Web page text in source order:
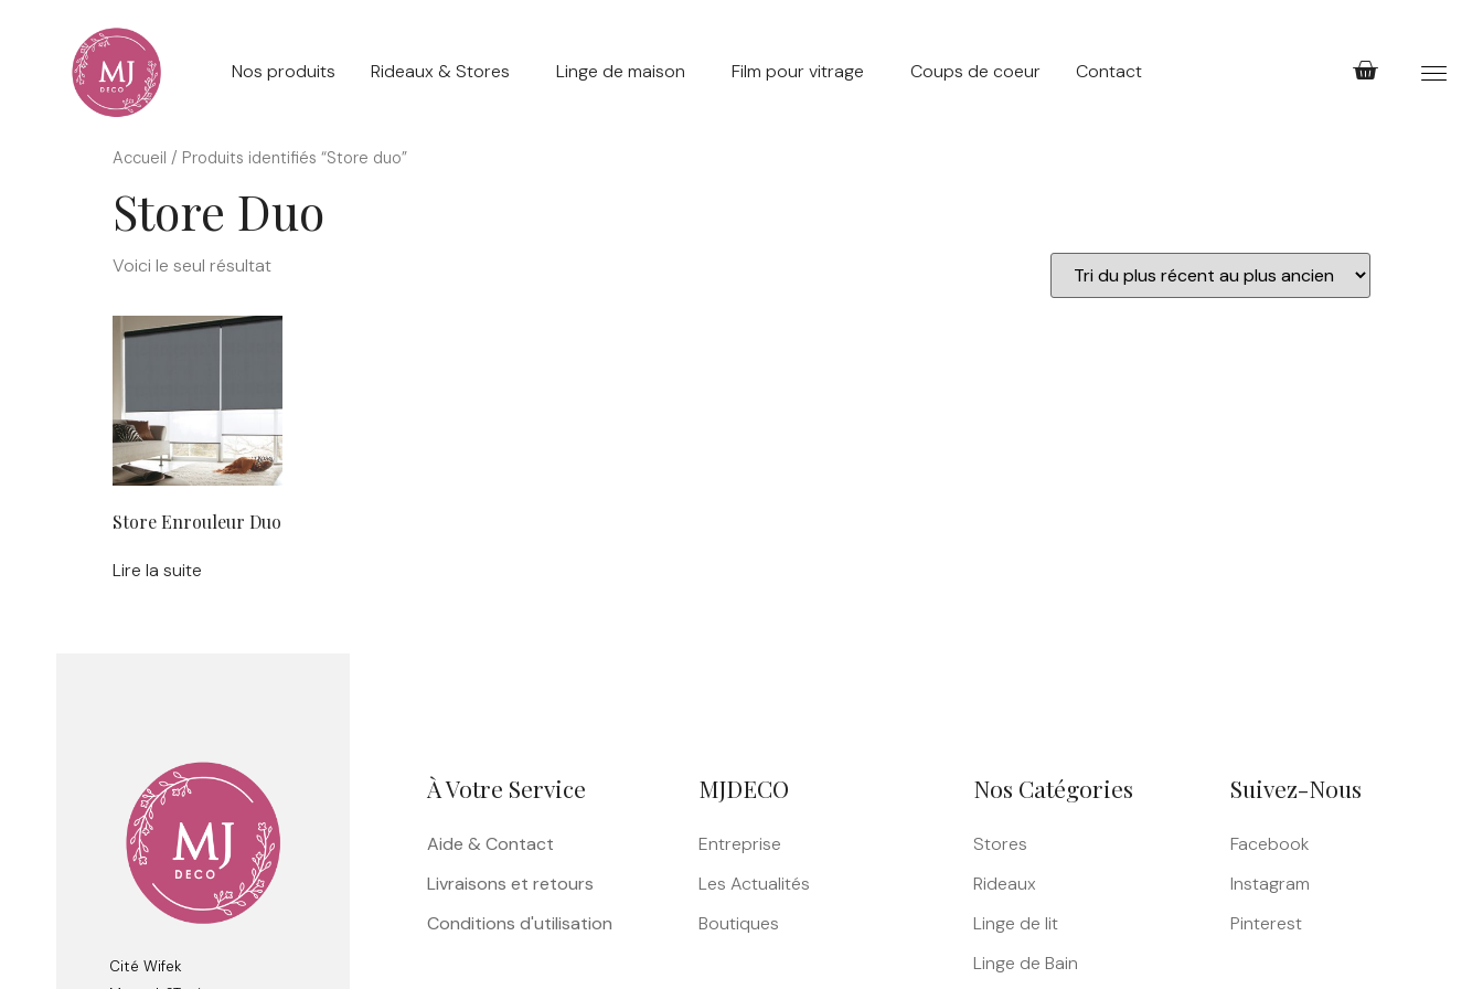
Nos produits Rideaux & Stores Linge de maison Film pour vitrage Coups de coeur Contact
Accueil / Produits identifiés “Store duo”
Store Duo
Voici le seul résultat
Store Enrouleur Duo
Lire la suite
Cité Wifek
À Votre Service
Aide & Contact
Livraisons et retours
Conditions d'utilisation
MJDECO
Entreprise
Les Actualités
Boutiques
Nos Catégories
Stores
Rideaux
Linge de lit
Linge de Bain
Suivez-Nous
Facebook
Instagram
Pinterest